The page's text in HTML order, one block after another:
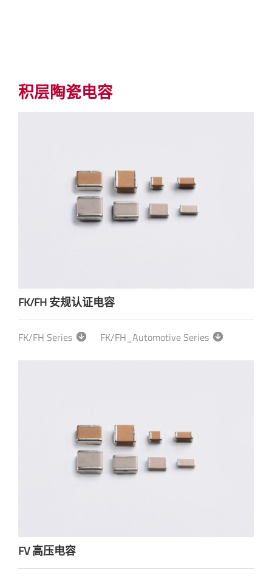
积层陶瓷电容
FK/FH 安规认证电容
FK/FH Series FK/FH_Automotive Series
FV 高压电容